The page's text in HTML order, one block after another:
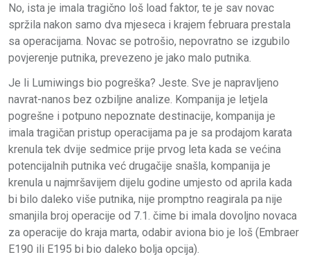
No, ista je imala tragično loš load faktor, te je sav novac
spržila nakon samo dva mjeseca i krajem februara prestala
sa operacijama. Novac se potrošio, nepovratno se izgubilo
povjerenje putnika, prevezeno je jako malo putnika.
Je li Lumiwings bio pogreška? Jeste. Sve je napravljeno
navrat-nanos bez ozbiljne analize. Kompanija je letjela
pogrešne i potpuno nepoznate destinacije, kompanija je
imala tragičan pristup operacijama pa je sa prodajom karata
krenula tek dvije sedmice prije prvog leta kada se većina
potencijalnih putnika već drugačije snašla, kompanija je
krenula u najmršavijem dijelu godine umjesto od aprila kada
bi bilo daleko više putnika, nije promptno reagirala pa nije
smanjila broj operacije od 7.1. čime bi imala dovoljno novaca
za operacije do kraja marta, odabir aviona bio je loš (Embraer
E190 ili E195 bi bio daleko bolja opcija).